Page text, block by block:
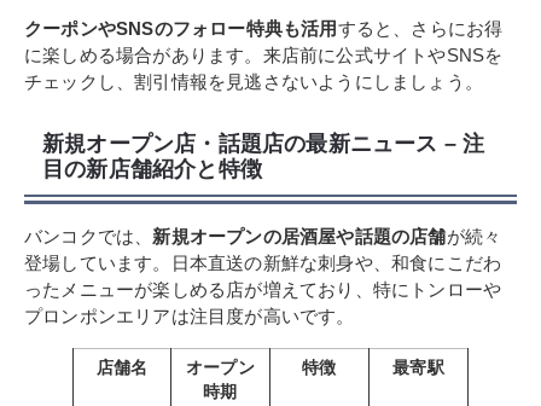
クーポンやSNSのフォロー特典も活用すると、さらにお得
に楽しめる場合があります。来店前に公式サイトやSNSを
チェックし、割引情報を見逃さないようにしましょう。
新規オープン店・話題店の最新ニュース – 注
目の新店舗紹介と特徴
バンコクでは、 新規オープンの居酒屋や話題の店舗が続々
登場しています。日本直送の新鮮な刺身や、和食にこだわ
ったメニューが楽しめる店が増えており、特にトンローや
プロンポンエリアは注目度が高いです。
店舗名
オープン
時期
特徴 最寄駅